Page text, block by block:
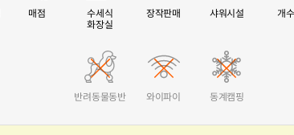
매점
수세식
화장실
장작판매 샤워시설 개
반려동물동반 와이파이 동계캠핑